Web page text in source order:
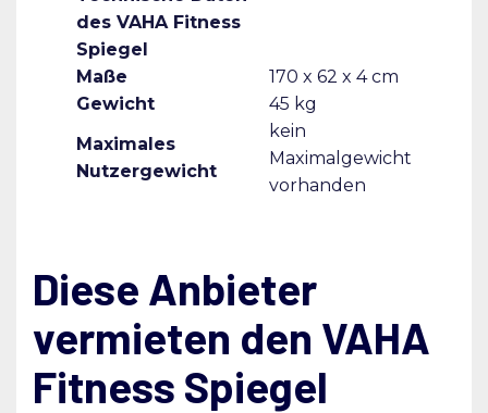
des VAHA Fitness
Spiegel
Maße
170 x 62 x 4 cm
Gewicht
45 kg
Maximales
Nutzergewicht
kein
Maximalgewicht
vorhanden
Diese Anbieter
vermieten den VAHA
Fitness Spiegel